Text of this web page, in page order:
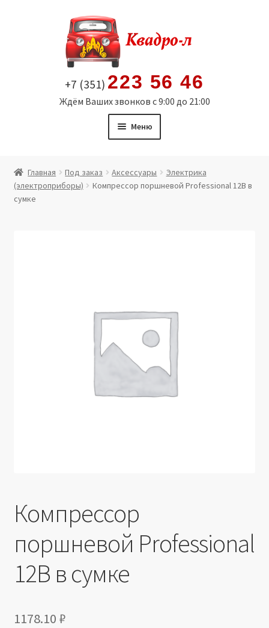
содержимому
+7 (351) 223 56 46
Ждём Ваших звонков с 9:00 до 21:00
Меню
Витрина
Главная Под заказ Аксессуары
Электрика
(электроприборы)
Компрессор поршневой Professional 12В в
сумке
Компрессор
поршневой Professional
12В в сумке
1178.10 ₽